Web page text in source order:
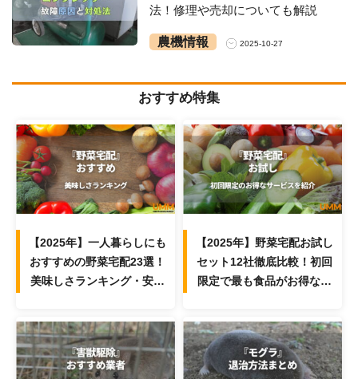
法！修理や売却についても解説
農機情報 2025-10-27
おすすめ特集
【2025年】一人暮らしにも
おすすめの野菜宅配23選！
美味しさランキング・安い
【2025年】野菜宅配お試し
セット12社徹底比較！初回
限定で最も食品がお得なサ